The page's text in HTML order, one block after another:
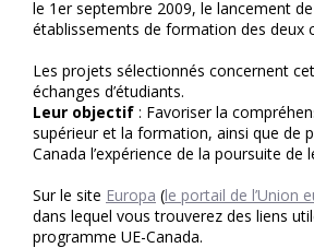
le 1er septembre 2009, le lancement
établissements de formation des deux
Les projets sélectionnés concernent
échanges d’étudiants.
Leur objectif : Favoriser la
supérieur et la formation, ainsi que de
Canada l’expérience de la poursuite de
Sur le site Europa (le portail de l’Union
dans lequel vous trouverez des liens
programme UE-Canada.